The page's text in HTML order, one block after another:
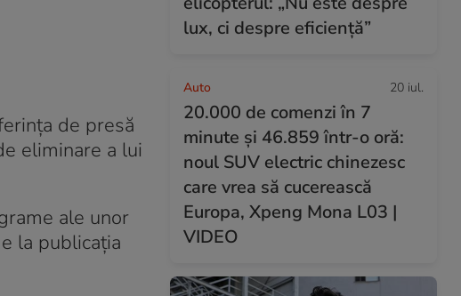
de presă
eliminare a lui
ale unor
la publicația
lux, ci despre eficiență”
Auto 20 iul.
20.000 de comenzi în 7
minute și 46.859 într-o oră:
noul SUV electric chinezesc
care vrea să cucerească
Europa, Xpeng Mona L03 |
VIDEO